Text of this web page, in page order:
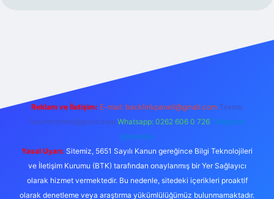
Reklam ve İletişim: E-mail: backlinkpaneli@gmail.com Teams:
forumhizmeti@gmail.com Whatsapp: 0262 606 0 726 Telegram:
@karabul
Yasal Uyarı: Sitemiz, 5651 Sayılı Kanun gereğince Bilgi Teknolojileri
ve İletişim Kurumu (BTK) tarafından onaylanmış bir Yer Sağlayıcı
olarak hizmet vermektedir. Bu nedenle, sitedeki içerikleri proaktif
olarak denetleme veya araştırma yükümlülüğümüz bulunmamaktadır.